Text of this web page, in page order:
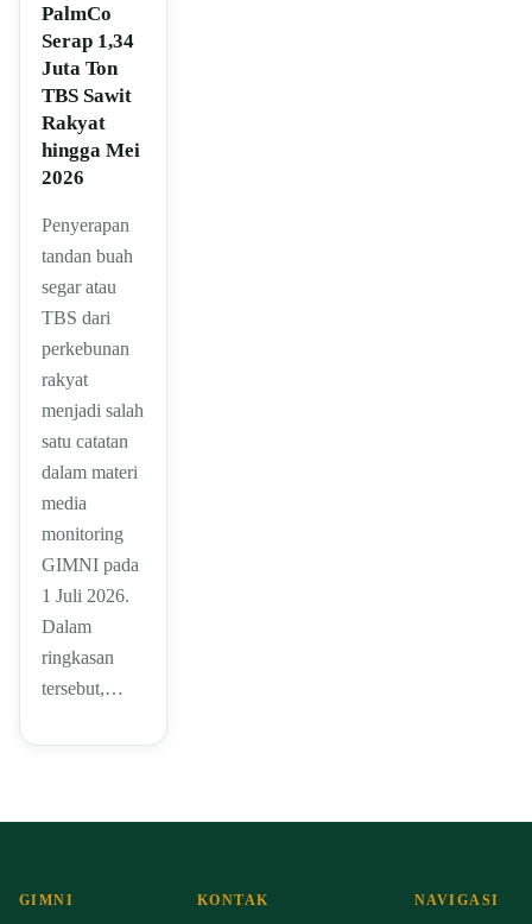
PalmCo
Serap 1,34
Juta Ton
TBS Sawit
Rakyat
hingga Mei
2026
Penyerapan
tandan buah
segar atau
TBS dari
perkebunan
rakyat
menjadi salah
satu catatan
dalam materi
media
monitoring
GIMNI pada
1 Juli 2026.
Dalam
ringkasan
tersebut,…
GIMNI KONTAK NAVIGASI